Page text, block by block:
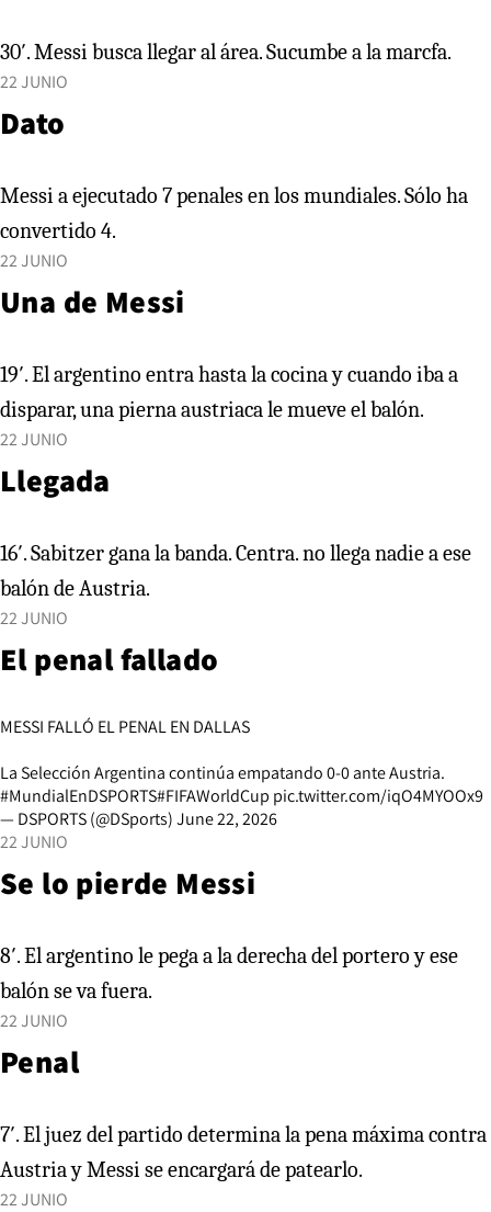
30′. Messi busca llegar al área. Sucumbe a la marcfa.
22 JUNIO
Dato
Messi a ejecutado 7 penales en los mundiales. Sólo ha
convertido 4.
22 JUNIO
Una de Messi
19′. El argentino entra hasta la cocina y cuando iba a
disparar, una pierna austriaca le mueve el balón.
22 JUNIO
Llegada
16′. Sabitzer gana la banda. Centra. no llega nadie a ese
balón de Austria.
22 JUNIO
El penal fallado
MESSI FALLÓ EL PENAL EN DALLAS
La Selección Argentina continúa empatando 0-0 ante Austria.
#MundialEnDSPORTS#FIFAWorldCup pic.twitter.com/iqO4MYOOx9
— DSPORTS (@DSports)June 22, 2026
22 JUNIO
Se lo pierde Messi
8′. El argentino le pega a la derecha del portero y ese
balón se va fuera.
22 JUNIO
Penal
7′. El juez del partido determina la pena máxima contra
Austria y Messi se encargará de patearlo.
22 JUNIO